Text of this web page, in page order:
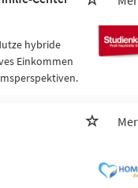
hybride
Einkommen